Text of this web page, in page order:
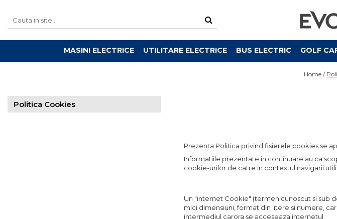
MASINI ELECTRICE UTILITARE ELECTRICE BUS ELECTRIC GOLF
Home /
Prezenta Politica privind fisierele cookies se
Informatiile prezentate in continuare au ca
cookie-urilor de catre in contextul navigarii
Un "internet Cookie" (termen cunoscut si sub
mici dimensiuni, format din litere si numere,
intermediul carora se acceseaza internetul.
Politica Cookies